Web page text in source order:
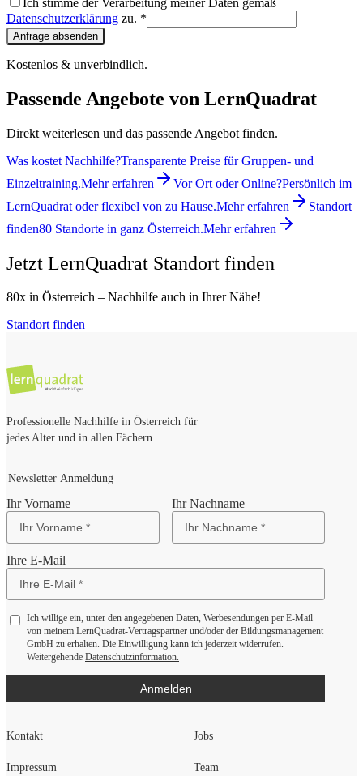
Datenschutzerklärung zu. *
Anfrage absenden
Kostenlos & unverbindlich.
Passende Angebote von LernQuadrat
Direkt weiterlesen und das passende Angebot finden.
Was kostet Nachhilfe?Transparente Preise für Gruppen- und
Einzeltraining.Mehr erfahren Vor Ort oder Online?Persönlich im
LernQuadrat oder flexibel von zu Hause.Mehr erfahren
Standort
finden80 Standorte in ganz Österreich.Mehr erfahren
Jetzt LernQuadrat Standort finden
80x in Österreich – Nachhilfe auch in Ihrer Nähe!
Standort finden
Professionelle Nachhilfe in Österreich für
jedes Alter und in allen Fächern.
Newsletter Anmeldung
Ihr Vorname Ihr Nachname
Ihre E-Mail
Ich willige ein, unter den angegebenen Daten, Werbesendungen per E-Mail
von meinem LernQuadrat-Vertragspartner und/oder der Bildungsmanagement
GmbH zu erhalten. Die Einwilligung kann ich jederzeit widerrufen.
Weitergehende Datenschutzinformation.
Anmelden
Kontakt
Impressum
Jobs
Team